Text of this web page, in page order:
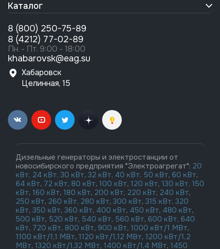
Каталог
8 (800) 250-75-89
8 (4212) 77-02-89
Пн. - Пт. 9:00 - 18:00
khabarovsk@eag.su
Хабаровск
Целинная, 15
Дизельные генераторы и электростанции от
новосибирского предприятия "Электроагрегат": 20
кВт, 24 кВт, 30 кВт, 32 кВт, 40 кВт, 50 кВт, 60 кВт,
64 кВт, 72 кВт, 80 кВт, 100 кВт, 120 кВт, 130 кВт, 150
кВт, 160 кВт, 180 кВт, 200 кВт, 220 кВт, 240 кВт,
250 кВт, 260 кВт, 280 кВт, 300 кВт, 315 кВт, 320
кВт, 350 кВт, 360 кВт, 400 кВт, 450 кВт, 480 кВт,
500 кВт, 520 кВт, 540 кВт, 560 кВт, 600 кВт, 640
кВт, 720 кВт, 800 кВт, 900 кВт, 1000 кВт/1 МВт,
1100 кВт/1,1 МВт, 1120 кВт/1,12 МВт, 1200 кВт/1,2
МВт, 1320 кВт/1,32 МВт, 1400 кВт/1,4 МВт, 1450